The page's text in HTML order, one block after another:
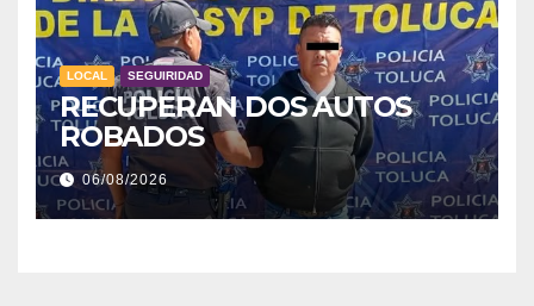
LOCAL SEGUIRIDAD
RECUPERAN DOS AUTOS
ROBADOS
06/08/2026